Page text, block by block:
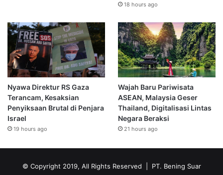
18 hours ago
Nyawa Direktur RS Gaza
Terancam, Kesaksian
Penyiksaan Brutal di Penjara
Israel
19 hours ago
Wajah Baru Pariwisata
ASEAN, Malaysia Geser
Thailand, Digitalisasi Lintas
Negara Beraksi
21 hours ago
© Copyright 2019, All Rights Reserved | PT. Bening Suar